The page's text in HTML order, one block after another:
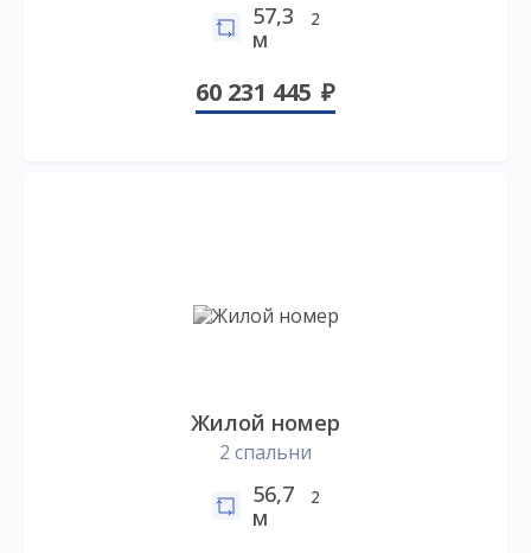
57,3
м
2
60 231 445
Жилой номер
2 спальни
56,7
м
2